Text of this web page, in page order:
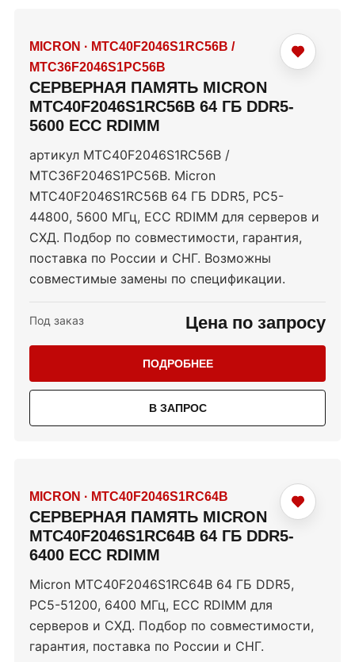
MICRON · MTC40F2046S1RC56B /
MTC36F2046S1PC56B
СЕРВЕРНАЯ ПАМЯТЬ MICRON
MTC40F2046S1RC56B 64 ГБ DDR5-
5600 ECC RDIMM
артикул MTC40F2046S1RC56B /
MTC36F2046S1PC56B. Micron
MTC40F2046S1RC56B 64 ГБ DDR5, PC5-
44800, 5600 МГц, ECC RDIMM для серверов и
СХД. Подбор по совместимости, гарантия,
поставка по России и СНГ. Возможны
совместимые замены по спецификации.
Под заказ Цена по запросу
ПОДРОБНЕЕ
В ЗАПРОС
MICRON · MTC40F2046S1RC64B
СЕРВЕРНАЯ ПАМЯТЬ MICRON
MTC40F2046S1RC64B 64 ГБ DDR5-
6400 ECC RDIMM
Micron MTC40F2046S1RC64B 64 ГБ DDR5,
PC5-51200, 6400 МГц, ECC RDIMM для
серверов и СХД. Подбор по совместимости,
гарантия, поставка по России и СНГ.